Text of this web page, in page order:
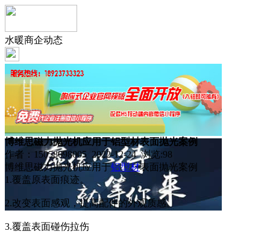
水暖商企动态
博维思磁力抛光机应用于铝型材表面抛光案例
作者：15058098005 2022-12-24 浏览:98
博维思磁力抛光机应用于铝型材表面抛光案例
1.覆盖原表面痕迹。
2.改变表面感观，提高配件的外观质感。
3.覆盖表面碰伤拉伤